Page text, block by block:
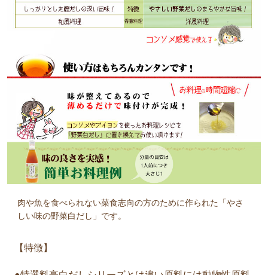
肉や魚を食べられない菜食志向の方のために作られた「やさ
しい味の野菜白だし」です。
【特徴】